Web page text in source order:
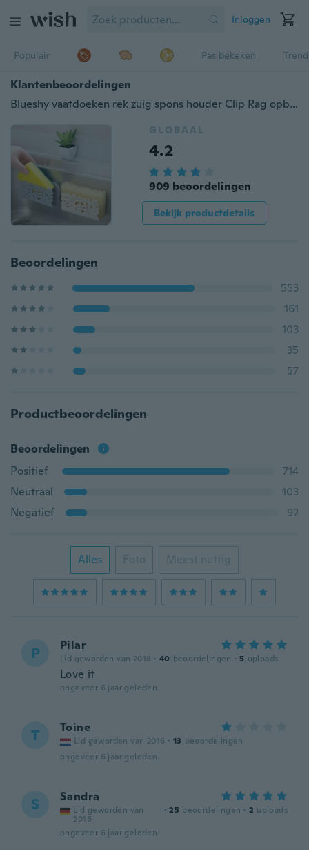
Inloggen
Populair Pas bekeken
Klantenbeoordelingen
Blueshy vaatdoeken rek zuig spons houder Clip Rag opbergrek
GLOBAAL
4.2
909 beoordelingen
Bekijk productdetails
Beoordelingen
553
161
103
35
57
Productbeoordelingen
Beoordelingen
Positief
714
Neutraal
103
Negatief
92
Alles Foto Meest nuttig
P Pilar
Lid geworden van 2018 · 40 beoordelingen · 5 uploads
Love it
ongeveer 6 jaar geleden
T Toine
Lid geworden van 2016 · 13 beoordelingen
ongeveer 6 jaar geleden
S Sandra
Lid geworden van
2016
· 25 beoordelingen · 2 uploads
ongeveer 6 jaar geleden